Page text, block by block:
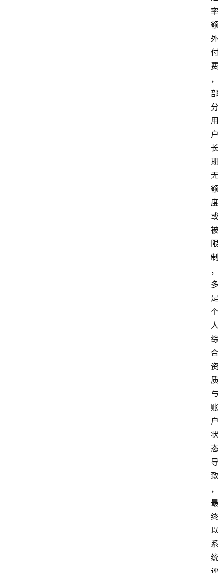
率
额
外
付
费
，
部
分
用
户
长
期
无
额
度
或
被
限
制
，
多
是
个
人
综
合
资
质
与
账
户
状
态
导
致
，
最
终
以
系
统
评